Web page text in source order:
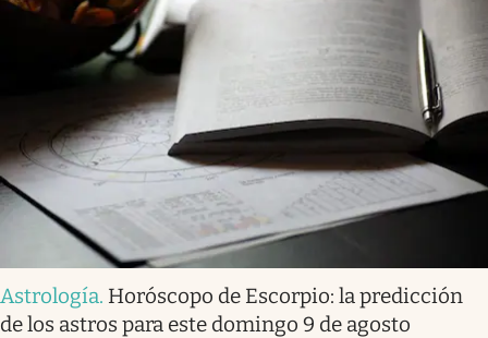
Astrología. Horóscopo de Escorpio: la predicción
de los astros para este domingo 9 de agosto